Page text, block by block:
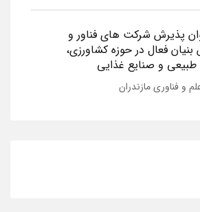
پذیرش شرکت های فناور و
فعال در حوزه کشاورزی،
طبیعی و صنایع غذایی
و فناوری مازندران